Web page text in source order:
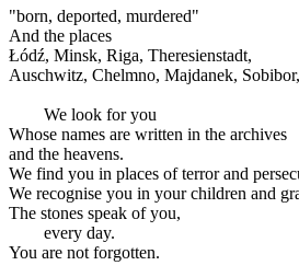
"born, deported, murdered"
And the places
Łódź, Minsk, Riga, Theresienstadt,
Auschwitz, Chelmno, Majdanek,
We look for you
Whose names are written in the archives
and the heavens.
We find you in places of terror and
We recognise you in your children and
The stones speak of you,
every day.
You are not forgotten.